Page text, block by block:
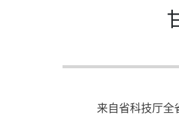
来自省科技厅全